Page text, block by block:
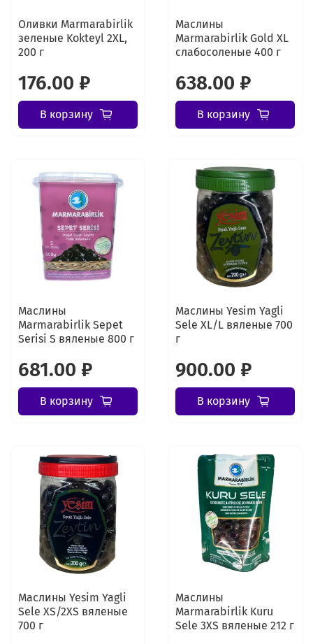
Оливки Marmarabirlik
зеленые Kokteyl 2XL,
200 г
176.00 ₽
В корзину
Маслины
Marmarabirlik Gold XL
слабосоленые 400 г
638.00 ₽
В корзину
Маслины
Marmarabirlik Sepet
Serisi S вяленые 800 г
681.00 ₽
В корзину
Маслины Yesim Yagli
Sele XL/L вяленые 700
г
900.00 ₽
В корзину
Маслины Yesim Yagli
Sele XS/2XS вяленые
700 г
Маслины
Marmarabirlik Kuru
Sele 3XS вяленые 212 г